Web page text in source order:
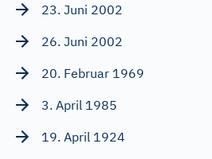
23. Juni 2002
26. Juni 2002
20. Februar 1969
3. April 1985
19. April 1924